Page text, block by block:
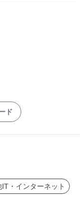
ド
IT・インターネット